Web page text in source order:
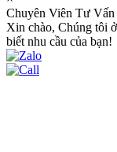
Chuyên Viên Tư Vấn
Xin chào, Chúng tôi
biết nhu cầu của bạn!